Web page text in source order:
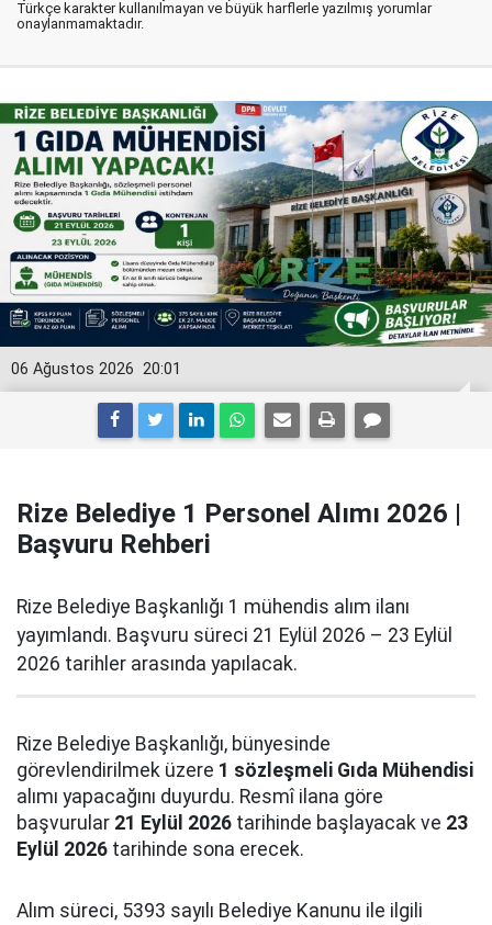
Türkçe karakter kullanılmayan ve büyük harflerle yazılmış yorumlar
onaylanmamaktadır.
20:01
06 Ağustos 2026
Rize Belediye 1 Personel Alımı 2026 |
Başvuru Rehberi
Rize Belediye Başkanlığı 1 mühendis alım ilanı
yayımlandı. Başvuru süreci 21 Eylül 2026 – 23 Eylül
2026 tarihler arasında yapılacak.
Rize Belediye Başkanlığı, bünyesinde
görevlendirilmek üzere 1 sözleşmeli Gıda Mühendisi
alımı yapacağını duyurdu. Resmî ilana göre
başvurular 21 Eylül 2026 tarihinde başlayacak ve 23
Eylül 2026 tarihinde sona erecek.
Alım süreci, 5393 sayılı Belediye Kanunu ile ilgili